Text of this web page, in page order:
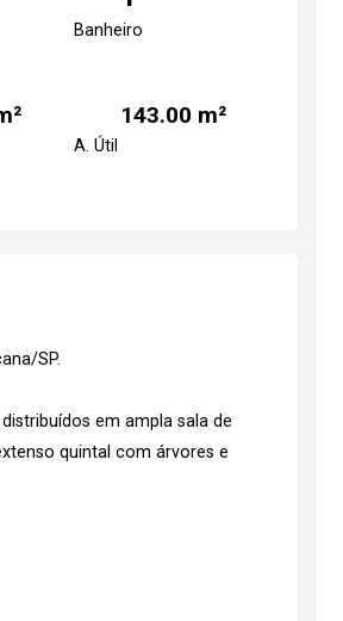
Banheiro
143.00 m²
A. Útil
SP.
em ampla sala de
quintal com árvores e